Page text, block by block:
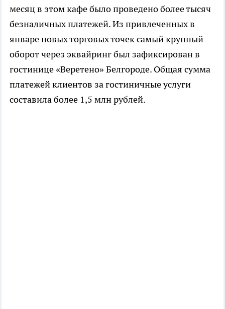
месяц в этом кафе было проведено более тысяч
безналичных платежей. Из привлеченных в
январе новых торговых точек самый крупный
оборот через эквайринг был зафиксирован в
гостинице «Веретено» Белгороде. Общая сумма
платежей клиентов за гостиничные услуги
составила более 1,5 млн рублей.